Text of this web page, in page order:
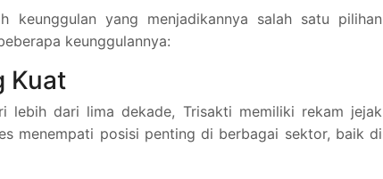
keunggulan yang menjadikannya salah satu pilihan
keunggulannya:
Kuat
lebih dari lima dekade, Trisakti memiliki rekam jejak
menempati posisi penting di berbagai sektor, baik di